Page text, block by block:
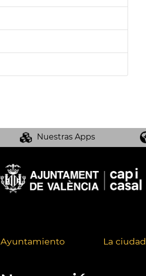
Nuestras Apps
Ayuntamiento La ciudad